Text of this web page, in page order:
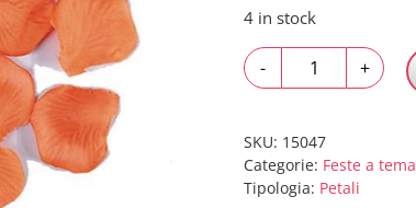
4 in stock
-
100
Petali
in
Vellutino
Salmone
+
SKU: 15047
Categorie: Feste a tema
Tipologia: Petali